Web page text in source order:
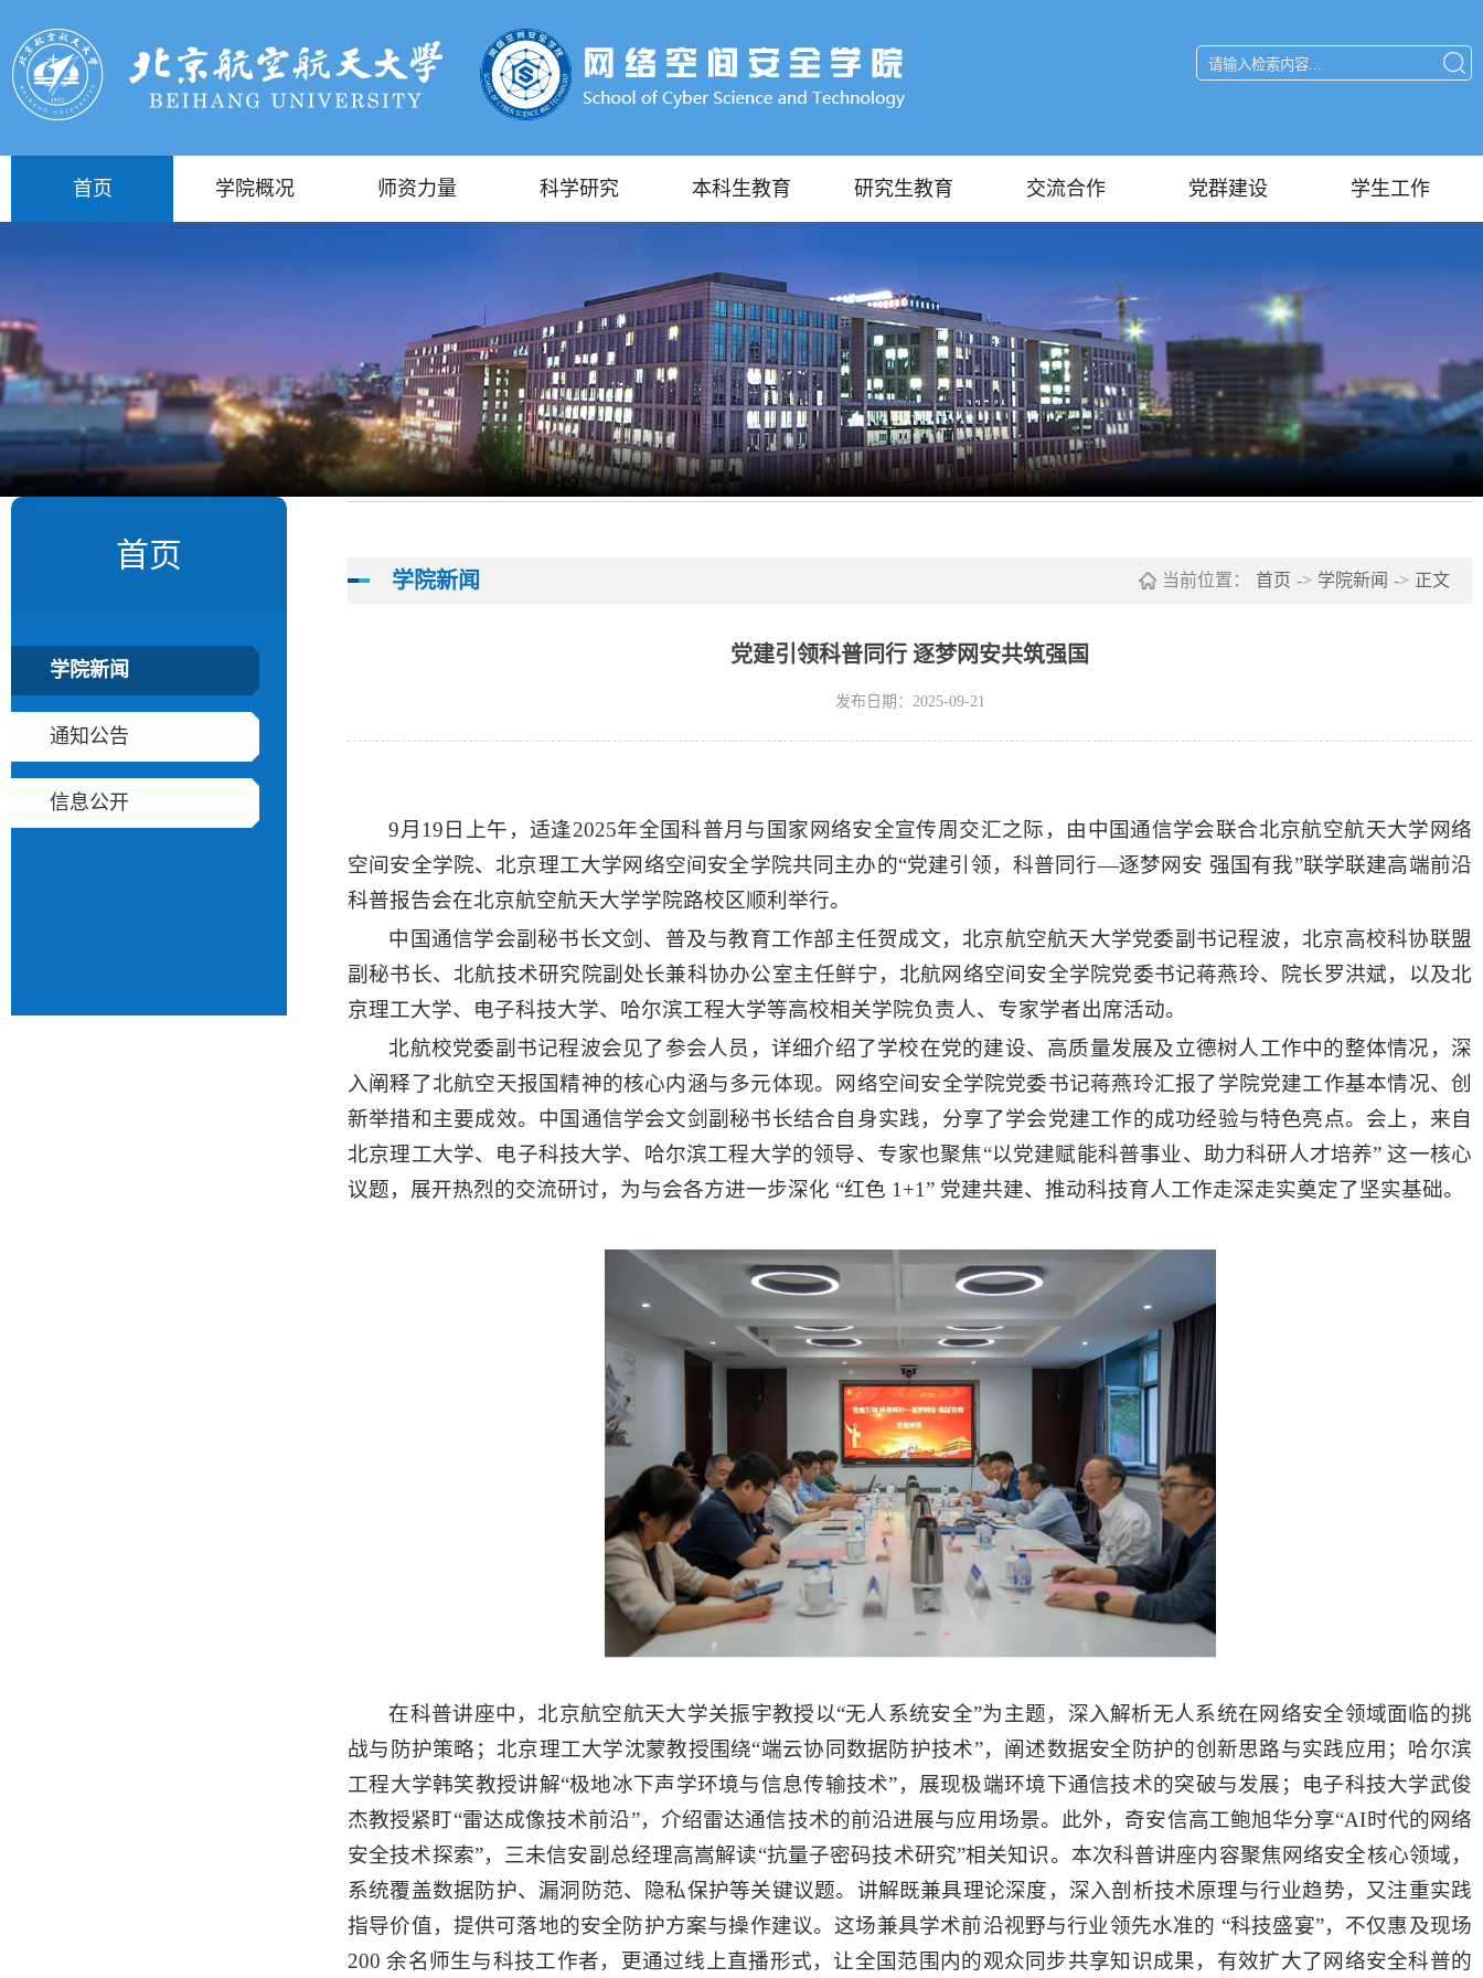
首页 学院概况 师资力量 科学研究 本科生教育 研究生教育 交流合作 党群建设 学生工作
首页
学院新闻
通知公告
信息公开
学院新闻 当前位置： 首页 -> 学院新闻 -> 正文
党建引领科普同行 逐梦网安共筑强国
发布日期：2025-09-21
9月19日上午， 适逢2025年全国科普月与 国家 网络安全宣传周 交汇之际，由中国通信学会联合北京航空航天大学 网络
空间安全学院、北京理工大学网络空间安全学院共同主办的“党建引领，科普同行—逐梦网安 强国有我”联学联建高端前沿
科普报告会在北京航空航天大学学院路校区顺利举行。
中国通信学会副秘书长文剑、普及与教育工作部主任贺成文，北京航空航天大学党委副书记程波，北京高校科协联盟
副秘书长、北航技术研究院副处长兼科协办公室主任鲜宁，北航网络空间安全学院党委书记蒋燕玲、院长罗洪斌，以及北
京理工大学、电子科技大学、哈尔滨工程大学等高校相关学院负责人、专家学者出席活动。
北航校党委副书记程波会见了参会人员，详细介绍了学校在党的建设、高质量发展及立德树人工作中的整体情况，深
入阐释了北航空天报国精神的核心内涵与多元体现。网络空间安全学院党委书记蒋燕玲汇报了学院党建工作基本情况、创
新举措和主要成效。中国通信学会文剑 副秘书长结合自身实践， 分享了学会党建工作的成功经验与特色亮点。 会上，来自
北京理工大学、电子科技大学、哈尔滨工程大学的领导、专家也聚焦“以党建赋能科普事业、助力科研人才培养” 这一核心
议题，展开热烈的交流研讨，为与会各方进一步深化 “红色 1+1” 党建共建、推动科技育人工作走深走实奠定了坚实基础。
在科普讲座中 ，北京航空航天大学关振宇教授以“无人系统安全”为主题，深入解析无人系统在网络安全领域面临的挑
战与防护策略；北京理工大学沈蒙教授围绕“端云协同数据防护技术”，阐述数据安全防护的创新思路与实践应用；哈尔滨
工程大学韩笑教授讲解“极地冰下声学环境与信息传输技术”，展现极端环境下通信技术的突破与发展；电子科技大学武俊
杰教授紧盯“雷达成像技术前沿”，介绍雷达通信技术的前沿进展与应用场景。此外，奇安信高工鲍旭华分享“AI时代的网络
安全技术探索”，三未信安副总经理高嵩解读“抗量子密码技术研究”相关知识。本次科普讲座内容聚焦网络安全核心领域，
系统覆盖数据防护、漏洞防范、隐私保护等关键议题。讲解既兼具理论深度，深入剖析技术原理与行业趋势，又注重实践
指导价值，提供可落地的安全防护方案与操作建议。这场兼具学术前沿视野与行业领先水准的 “科技盛宴”，不仅惠及现场
200 余名师生与科技工作者，更通过线上直播形式，让全国范围内的观众同步共享知识成果，有效扩大了网络安全科普的